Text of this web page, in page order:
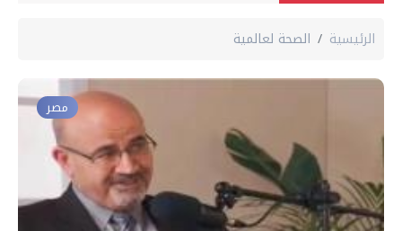
الرئيسية الصحة لعالمية
مصر